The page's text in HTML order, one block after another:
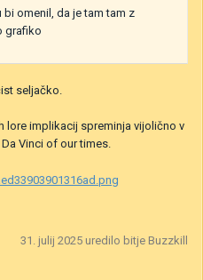
bi omenil, da je tam tam z
grafiko
seljačko.
lore implikacij spreminja vijolično v
Vinci of our times.
31. julij 2025 uredilo bitje Buzzkill